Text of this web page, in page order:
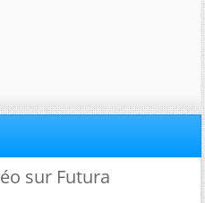
sur Futura